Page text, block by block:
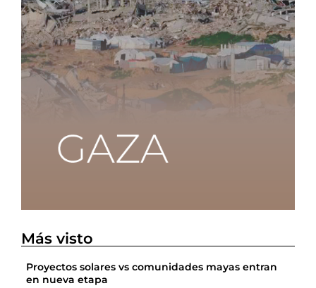
Más visto
Proyectos solares vs comunidades mayas entran
en nueva etapa